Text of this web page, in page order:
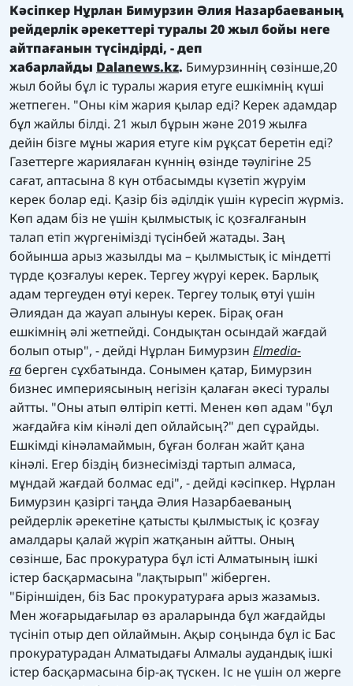
Кәсіпкер Нұрлан Бимурзин Әлия Назарбаеваның
рейдерлік әрекеттері туралы 20 жыл бойы неге
айтпағанын түсіндірді, - деп
хабарлайды Dalanews.kz. Бимурзиннің сөзінше,20
жыл бойы бұл іс туралы жария етуге ешкімнің күші
жетпеген. "Оны кім жария қылар еді? Керек адамдар
бұл жайлы білді. 21 жыл бұрын және 2019 жылға
дейін бізге мұны жария етуге кім рұқсат беретін еді?
Газеттерге жариялаған күннің өзінде тәулігіне 25
сағат, аптасына 8 күн отбасымды күзетіп жүруім
керек болар еді. Қазір біз әділдік үшін күресіп жүрміз.
Көп адам біз не үшін қылмыстық іс қозғалғанын
талап етіп жүргенімізді түсінбей жатады. Заң
бойынша арыз жазылды ма – қылмыстық іс міндетті
түрде қозғалуы керек. Тергеу жүруі керек. Барлық
адам тергеуден өтуі керек. Тергеу толық өтуі үшін
Әлиядан да жауап алынуы керек. Бірақ оған
ешкімнің әлі жетпейді. Сондықтан осындай жағдай
болып отыр", - дейді Нұрлан Бимурзин Elmedia-
ғаберген сұхбатында. Сонымен қатар, Бимурзин
бизнес империясының негізін қалаған әкесі туралы
айтты. "Оны атып өлтіріп кетті. Менен көп адам "бұл
жағдайға кім кінәлі деп ойлайсың?" деп сұрайды.
Ешкімді кінәламаймын, бұған болған жайт қана
кінәлі. Егер біздің бизнесімізді тартып алмаса,
мұндай жағдай болмас еді", - дейді кәсіпкер. Нұрлан
Бимурзин қазіргі таңда Әлия Назарбаеваның
рейдерлік әрекетіне қатысты қылмыстық іс қозғау
амалдары қалай жүріп жатқанын айтты. Оның
сөзінше, Бас прокуратура бұл істі Алматының ішкі
істер басқармасына "лақтырып" жіберген.
"Біріншіден, біз Бас прокуратураға арыз жазамыз.
Мен жоғарыдағылар өз араларында бұл жағдайды
түсініп отыр деп ойлаймын. Ақыр соңында бұл іс Бас
прокуратурадан Алматыдағы Алмалы аудандық ішкі
істер басқармасына бір-ақ түскен. Іс не үшін ол жерге